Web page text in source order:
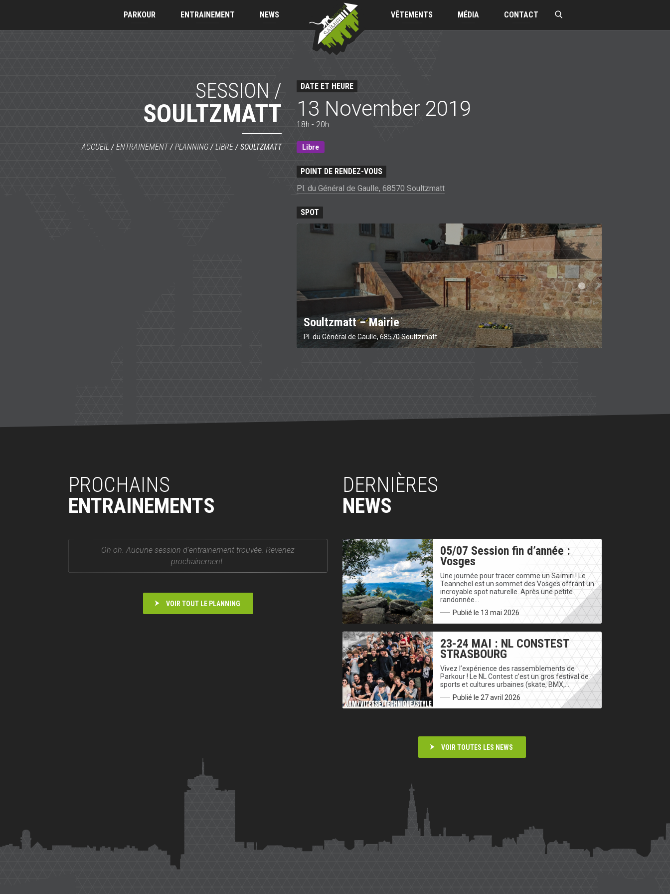
PARKOUR ENTRAINEMENT NEWS
Parkour
VÊTEMENTS MÉDIA CONTACT
SESSION /
SOULTZMATT
ACCUEIL /ENTRAINEMENT/PLANNING/LIBRE /SOULTZMATT
DATE ET HEURE
13 November 2019
18h - 20h
Libre
POINT DE RENDEZ-VOUS
Pl. du Général de Gaulle, 68570 Soultzmatt
SPOT
Soultzmatt – Mairie
Pl. du Général de Gaulle, 68570 Soultzmatt
PROCHAINS
ENTRAINEMENTS
Oh oh. Aucune session d'entrainement trouvée. Revenez
prochainement.
VOIR TOUT LE PLANNING
DERNIÈRES
NEWS
05/07 Session fin d’année :
Vosges
Une journée pour tracer comme un Saïmiri ! Le
Teannchel est un sommet des Vosges offrant un
incroyable spot naturelle. Après une petite
randonnée…
Publié le 13 mai 2026
23-24 MAI : NL CONSTEST
STRASBOURG
Vivez l’expérience des rassemblements de
Parkour ! Le NL Contest c’est un gros festival de
sports et cultures urbaines (skate, BMX,…
Publié le 27 avril 2026
VOIR TOUTES LES NEWS